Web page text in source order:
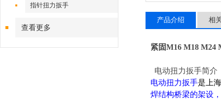
指针扭力扳手
查看更多
产品介绍 相
紧固M16 M18 M24
电动扭力扳手简介
电动扭力扳手是上
焊结构桥梁的架设